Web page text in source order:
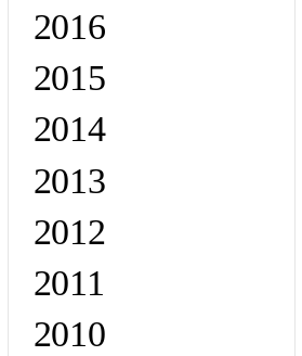
2016
2015
2014
2013
2012
2011
2010